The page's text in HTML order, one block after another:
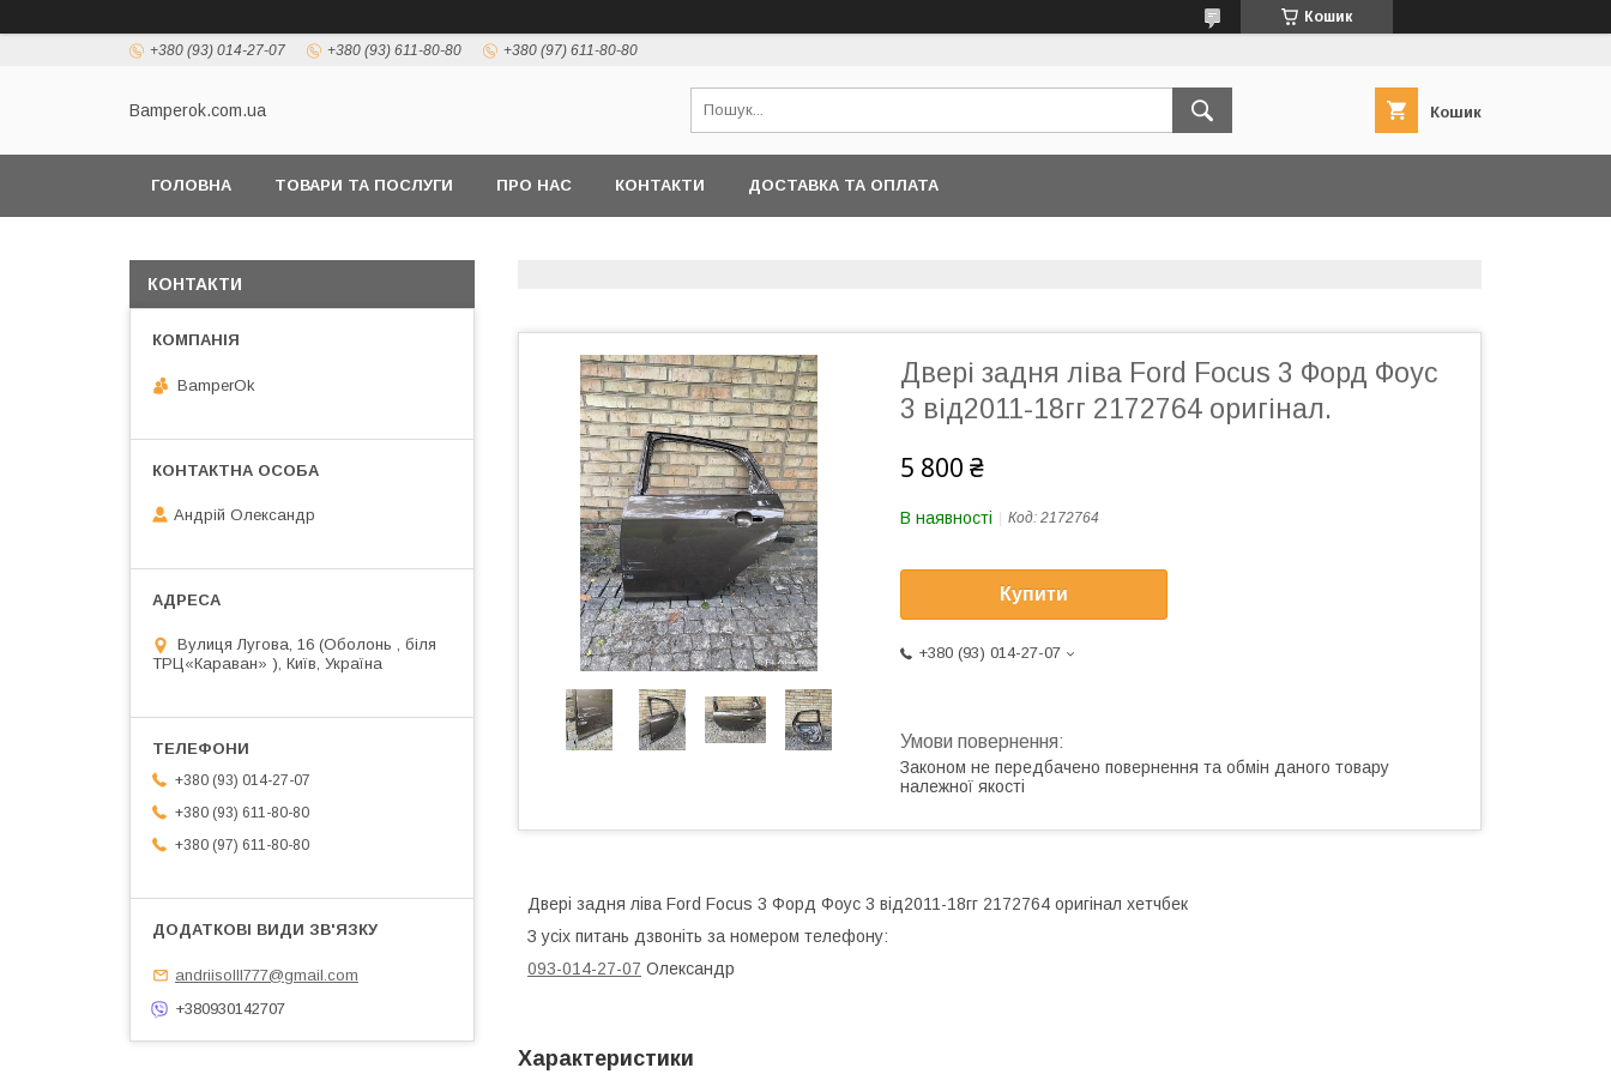
Кошик
+380 (93) 014-27-07 +380 (93) 611-80-80 +380 (97) 611-80-80
Bamperok.com.ua Кошик
ГОЛОВНА ТОВАРИ ТА ПОСЛУГИ ПРО НАС КОНТАКТИ ДОСТАВКА ТА ОПЛАТА
Двері задня ліва Ford Focus 3 Форд Фоус
3 від2011-18гг 2172764 оригінал.
5 800 ₴
В наявності Код: 2172764
Купити
+380 (93) 014-27-07
Законом не передбачено повернення та обмін даного товару
належної якості
Двері задня ліва Ford Focus 3 Форд Фоус 3 від2011-18гг 2172764 оригінал хетчбек
З усіх питань дзвоніть за номером телефону:
093-014-27-07 Олександр
Характеристики
КОНТАКТИ
BamperOk
Андрій Олександр
Вулиця Лугова, 16 (Оболонь , біля
ТРЦ«Караван» ), Київ, Україна
+380 (93) 014-27-07
+380 (93) 611-80-80
+380 (97) 611-80-80
andriisolll777@gmail.com
+380930142707